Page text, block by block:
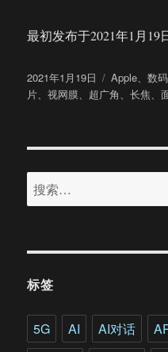
最初发布于2021年1月19
发
布
2021年1月19日
分
类
Apple、数码
片、视网膜、 超广角、长焦、
搜
索：
标签
5G AI AI对话